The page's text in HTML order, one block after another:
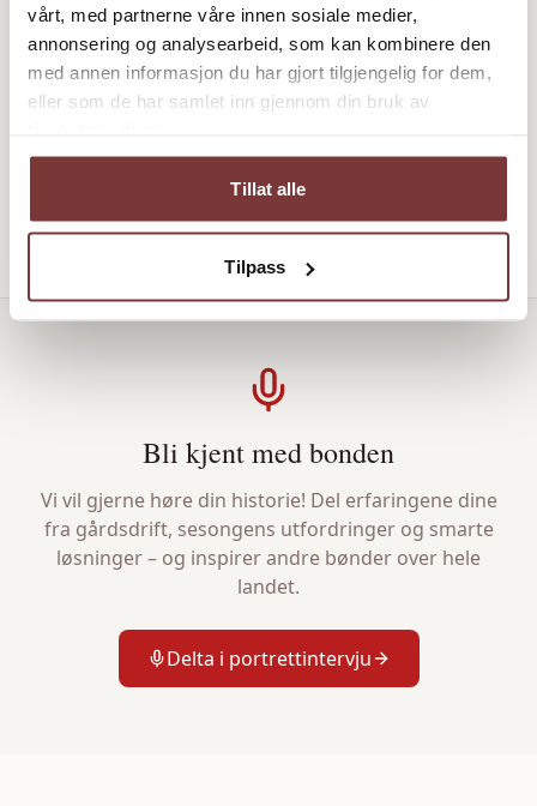
vårt, med partnerne våre innen sosiale medier,
annonsering og analysearbeid, som kan kombinere den
med annen informasjon du har gjort tilgjengelig for dem,
eller som de har samlet inn gjennom din bruk av
Tillat alle
Tilpass
kortreist mat 10 landbruksmaskiner 9
småskalaproduksjon støtteordninger
matproduksjon 9 landbruksteknologi 9
bli-kjent-med-aktoren
økologisk landbruk 7
Bli kjent med bonden
Vi vil gjerne høre din historie! Del erfaringene dine
fra gårdsdrift, sesongens utfordringer og smarte
løsninger – og inspirer andre bønder over hele
landet.
Delta i portrettintervju